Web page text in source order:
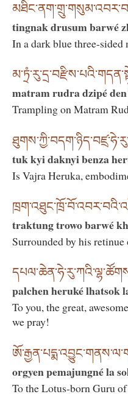
tingnak drusum barwé
In a dark blue three-
matram rudra dzipé
Trampling on Matram
tuk kyi daknyi benza
Is Vajra Heruka,
traktung trowo barwé
Surrounded by his
palchen heruké lhatsok
To you, the great,
we pray!
orgyen pemajungné la
To the Lotus-born Guru